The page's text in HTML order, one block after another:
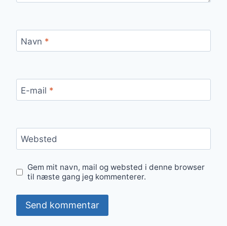
Navn *
E-mail *
Websted
Gem mit navn, mail og websted i denne browser
til næste gang jeg kommenterer.